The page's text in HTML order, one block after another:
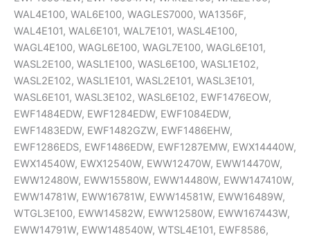
WAL4E100, WAL6E100, WAGLES7000, WA1356F,
WAL4E101, WAL6E101, WAL7E101, WASL4E100,
WAGL4E100, WAGL6E100, WAGL7E100, WAGL6E101,
WASL2E100, WASL1E100, WASL6E100, WASL1E102,
WASL2E102, WASL1E101, WASL2E101, WASL3E101,
WASL6E101, WASL3E102, WASL6E102, EWF1476EOW,
EWF1484EDW, EWF1284EDW, EWF1084EDW,
EWF1483EDW, EWF1482GZW, EWF1486EHW,
EWF1286EDS, EWF1486EDW, EWF1287EMW, EWX14440W,
EWX14540W, EWX12540W, EWW12470W, EWW14470W,
EWW12480W, EWW15580W, EWW14480W, EWW147410W,
EWW14781W, EWW16781W, EWW14581W, EWW16489W,
WTGL3E100, EWW14582W, EWW12580W, EWW167443W,
EWW14791W, EWW148540W, WTSL4E101, EWF8586,